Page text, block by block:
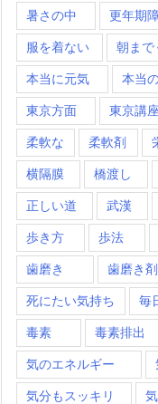
暑さの中 更年期
服を着ない 朝まで
本当に元気 本当
東京方面 東京講座
柔軟な 柔軟剤
横隔膜 橋渡し
正しい道 武漢
歩き方 歩法
歯磨き 歯磨き剤
死にたい気持ち 毎
毒素 毒素排出
気のエネルギー
気分もスッキリ